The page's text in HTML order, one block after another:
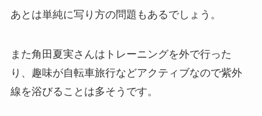
あとは単純に写り方の問題もあるでしょう。
また角田夏実さんはトレーニングを外で行った
り、趣味が自転車旅行などアクティブなので紫外
線を浴びることは多そうです。